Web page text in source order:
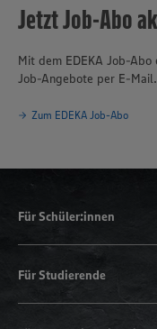
Jetzt Job-Abo
Mit dem EDEKA Job-
Job-Angebote per E-Mail.
Zum EDEKA Job-Abo
Für Schüler:innen
Für Studierende